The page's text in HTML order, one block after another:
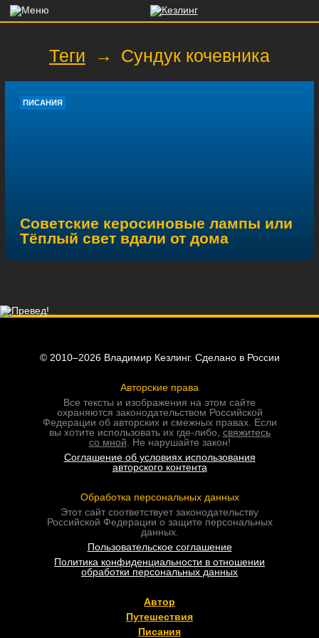
Теги → Сундук кочевника
ПИСАНИЯ
Советские керосиновые лампы или
Тёплый свет вдали от дома
© 2010–2026 Владимир Кезлинг. Сделано в России
Авторские права
Все тексты и изображения на этом сайте
охраняются законодательством Российской
Федерации об авторских и смежных правах. Если
вы хотите использовать их где-либо,свяжитесь
со мной . Не нарушайте закон!
Соглашение об условиях использования
авторского контента
Обработка персональных данных
Этот сайт соответствует законодательству
Российской Федерации о защите персональных
данных.
Пользовательское соглашение
Политика конфиденциальности в отношении
обработки персональных данных
Автор
Путешествия
Писания